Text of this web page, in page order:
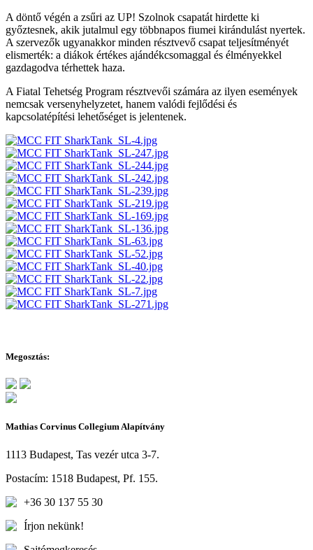
A döntő végén a zsűri az UP! Szolnok csapatát hirdette ki
győztesnek, akik jutalmul egy többnapos fiumei kirándulást nyertek.
A szervezők ugyanakkor minden résztvevő csapat teljesítményét
elismerték: a diákok értékes ajándékcsomaggal és élményekkel
gazdagodva térhettek haza.
A Fiatal Tehetség Program résztvevői számára az ilyen események
nemcsak versenyhelyzetet, hanem valódi fejlődési és
kapcsolatépítési lehetőséget is jelentenek.
Megosztás:
Mathias Corvinus Collegium Alapítvány
1113 Budapest, Tas vezér utca 3-7.
Postacím: 1518 Budapest, Pf. 155.
+36 30 137 55 30
Írjon nekünk!